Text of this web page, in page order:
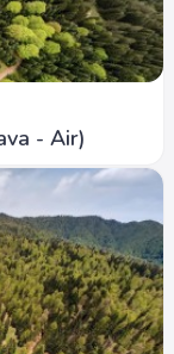
- Air)